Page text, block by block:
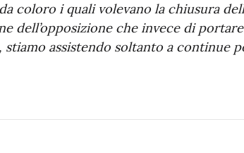
coloro i quali volevano la chiusura
dell’opposizione che invece di
stiamo assistendo soltanto a continue